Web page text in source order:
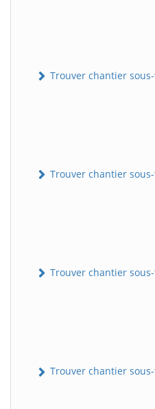
Trouver chantier
Trouver chantier
Trouver chantier
Trouver chantier